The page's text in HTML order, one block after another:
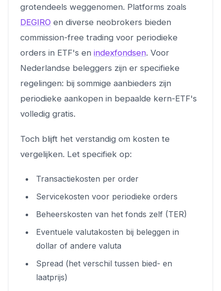
grotendeels weggenomen. Platforms zoals
DEGIRO en diverse neobrokers bieden
commission-free trading voor periodieke
orders in ETF's en indexfondsen. Voor
Nederlandse beleggers zijn er specifieke
regelingen: bij sommige aanbieders zijn
periodieke aankopen in bepaalde kern-ETF's
volledig gratis.
Toch blijft het verstandig om kosten te
vergelijken. Let specifiek op:
Transactiekosten per order
Servicekosten voor periodieke orders
Beheerskosten van het fonds zelf (TER)
Eventuele valutakosten bij beleggen in
dollar of andere valuta
Spread (het verschil tussen bied- en
laatprijs)